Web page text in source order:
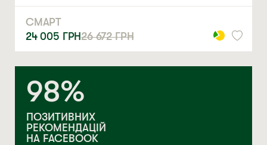
СМАРТ
24 005 ГРН26 672ГРН
98%
ПОЗИТИВНИХ
РЕКОМЕНДАЦІЙ
НА FACEBOOK